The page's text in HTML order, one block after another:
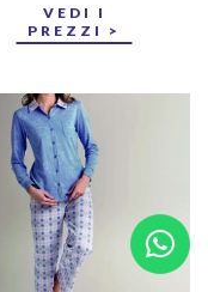
VEDI I
PREZZI >